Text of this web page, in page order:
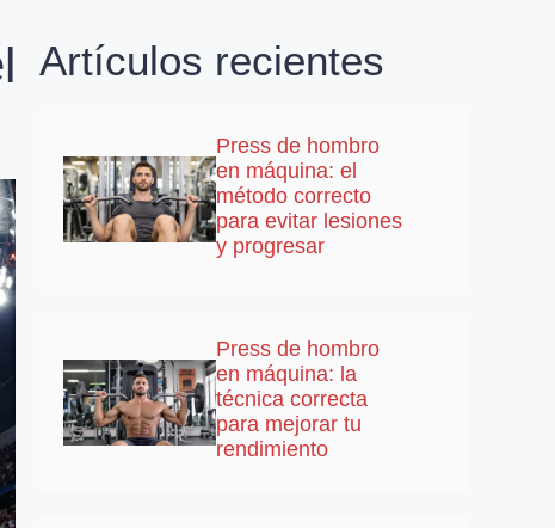
Artículos recientes
Press de hombro
en máquina: el
método correcto
para evitar lesiones
y progresar
Press de hombro
en máquina: la
técnica correcta
para mejorar tu
rendimiento